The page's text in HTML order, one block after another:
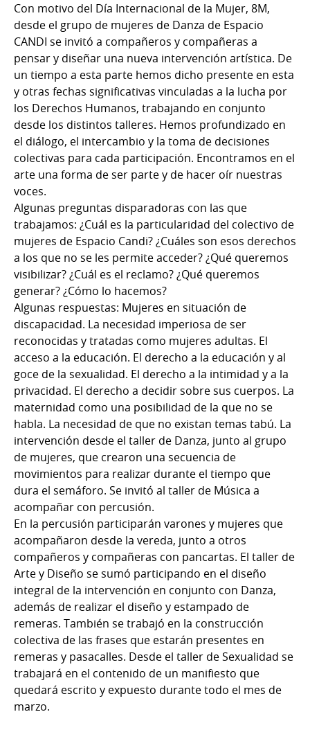
Con motivo del Día Internacional de la Mujer, 8M,
desde el grupo de mujeres de Danza de Espacio
CANDI se invitó a compañeros y compañeras a
pensar y diseñar una nueva intervención artística. De
un tiempo a esta parte hemos dicho presente en esta
y otras fechas significativas vinculadas a la lucha por
los Derechos Humanos, trabajando en conjunto
desde los distintos talleres. Hemos profundizado en
el diálogo, el intercambio y la toma de decisiones
colectivas para cada participación. Encontramos en el
arte una forma de ser parte y de hacer oír nuestras
voces.
Algunas preguntas disparadoras con las que
trabajamos: ¿Cuál es la particularidad del colectivo de
mujeres de Espacio Candi? ¿Cuáles son esos derechos
a los que no se les permite acceder? ¿Qué queremos
visibilizar? ¿Cuál es el reclamo? ¿Qué queremos
generar? ¿Cómo lo hacemos?
Algunas respuestas: Mujeres en situación de
discapacidad. La necesidad imperiosa de ser
reconocidas y tratadas como mujeres adultas. El
acceso a la educación. El derecho a la educación y al
goce de la sexualidad. El derecho a la intimidad y a la
privacidad. El derecho a decidir sobre sus cuerpos. La
maternidad como una posibilidad de la que no se
habla. La necesidad de que no existan temas tabú. La
intervención desde el taller de Danza, junto al grupo
de mujeres, que crearon una secuencia de
movimientos para realizar durante el tiempo que
dura el semáforo. Se invitó al taller de Música a
acompañar con percusión.
En la percusión participarán varones y mujeres que
acompañaron desde la vereda, junto a otros
compañeros y compañeras con pancartas. El taller de
Arte y Diseño se sumó participando en el diseño
integral de la intervención en conjunto con Danza,
además de realizar el diseño y estampado de
remeras. También se trabajó en la construcción
colectiva de las frases que estarán presentes en
remeras y pasacalles. Desde el taller de Sexualidad se
trabajará en el contenido de un manifiesto que
quedará escrito y expuesto durante todo el mes de
marzo.